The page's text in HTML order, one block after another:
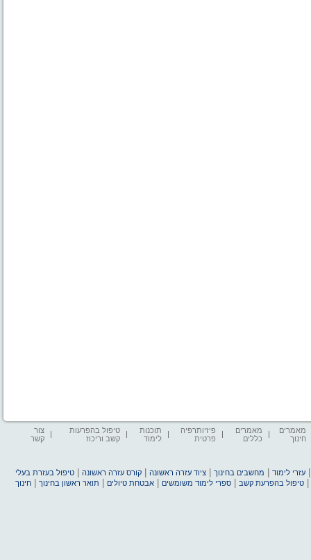
מאמרים
חינוך
מאמרים
כללים
פיזיותרפיה
פרטית
תוכנות
לימוד
טיפול בהפרעות
קשב וריכוז
צור
קשר
עזרי לימוד מחשבים בחינוך |ציוד עזרה ראשונה |קורס עזרה ראשונה |טיפול בעזרת בעלי
|טיפול בהפרעת קשב |ספרי לימוד משומשים |אבטחת טיולים תואר ראשון בחינוך |חינוך